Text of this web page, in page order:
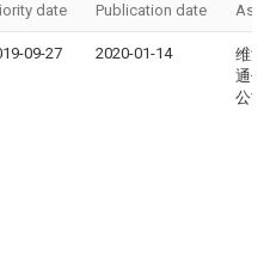
date Publication date
09-27 2020-01-14
维沃
通信
公司